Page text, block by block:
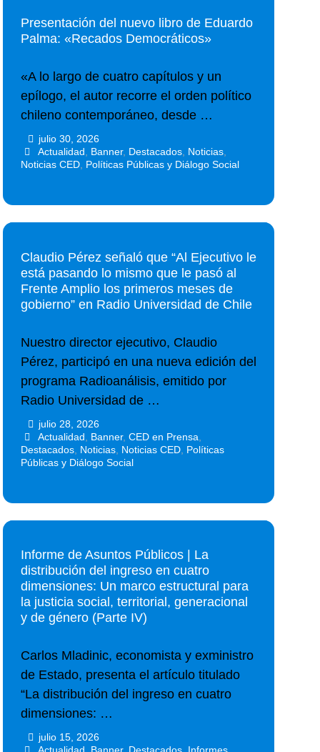
Presentación del nuevo libro de Eduardo
Palma: «Recados Democráticos»
«A lo largo de cuatro capítulos y un
epílogo, el autor recorre el orden político
chileno contemporáneo, desde …
julio 30, 2026
Actualidad Banner, Destacados, Noticias,
Noticias CED Políticas Públicas y Diálogo Social
Claudio Pérez señaló que “Al Ejecutivo le
está pasando lo mismo que le pasó al
Frente Amplio los primeros meses de
gobierno” en Radio Universidad de Chile
Nuestro director ejecutivo, Claudio
Pérez, participó en una nueva edición del
programa Radioanálisis, emitido por
Radio Universidad de …
julio 28, 2026
Actualidad Banner, CED en Prensa
Destacados Noticias Noticias CED Políticas
Públicas y Diálogo Social
Informe de Asuntos Públicos | La
distribución del ingreso en cuatro
dimensiones: Un marco estructural para
la justicia social, territorial, generacional
y de género (Parte IV)
Carlos Mladinic, economista y exministro
de Estado, presenta el artículo titulado
“La distribución del ingreso en cuatro
dimensiones: …
julio 15, 2026